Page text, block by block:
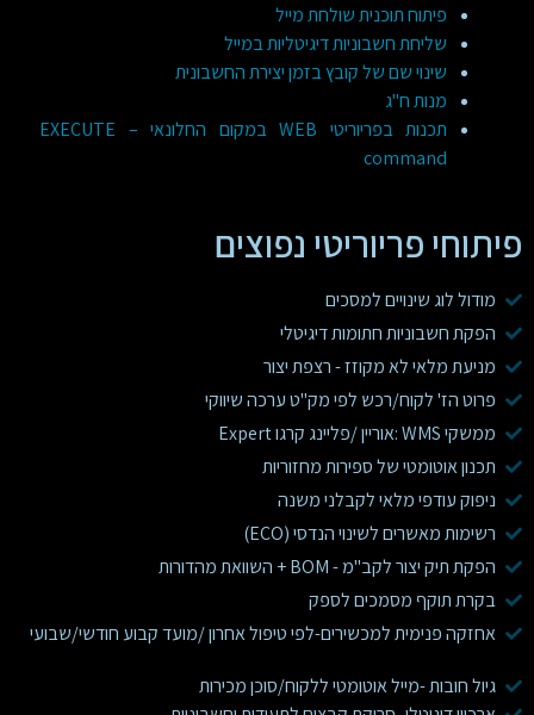
פיתוח תוכנית שולחת מייל
שליחת חשבוניות דיגיטליות במייל
שינוי שם של קובץ בזמן יצירת החשבונית
מנות ח"ג
תכנות בפריוריטי WEB במקום החלונאי – EXECUTE
command
פיתוחי פריוריטי נפוצים
מודול לוג שינויים למסכים
הפקת חשבוניות חתומות דיגיטלי
מניעת מלאי לא מקוזז - רצפת יצור
פרוט הז' לקוח/רכש לפי מק"ט ערכה שיווקי
ממשקי WMS :אוריין /פליינג קרגו Expert
תכנון אוטומטי של ספירות מחזוריות
ניפוק עודפי מלאי לקבלני משנה
רשימות מאשרים לשינוי הנדסי (ECO)
הפקת תיק יצור לקב"מ - BOM + השוואת מהדורות
בקרת תוקף מסמכים לספק
אחזקה פנימית למכשירים-לפי טיפול אחרון /מועד קבוע חודשי/שבועי
גיול חובות -מייל אוטומטי ללקוח/סוכן מכירות